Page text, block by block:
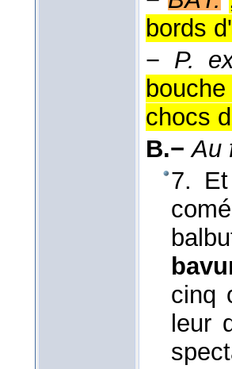
bords
− P.
chocs
B.− Au
7.
cinq
leur